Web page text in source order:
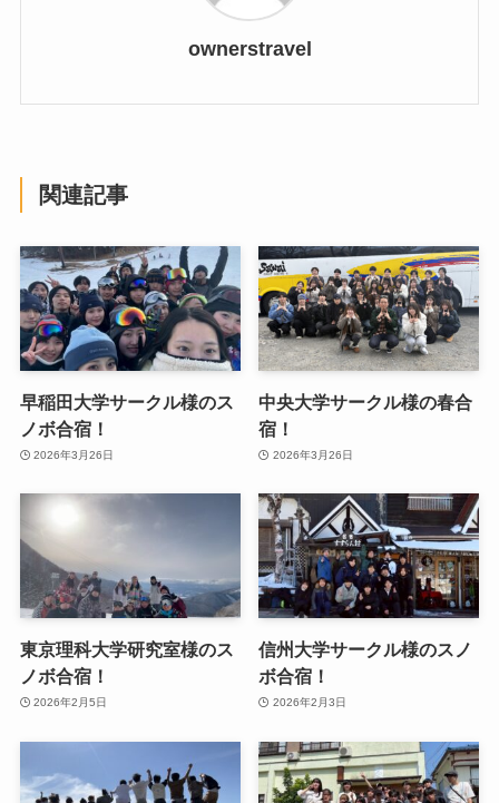
ownerstravel
関連記事
早稲田大学サークル様のス
ノボ合宿！
2026年3月26日
中央大学サークル様の春合
宿！
2026年3月26日
東京理科大学研究室様のス
ノボ合宿！
2026年2月5日
信州大学サークル様のスノ
ボ合宿！
2026年2月3日